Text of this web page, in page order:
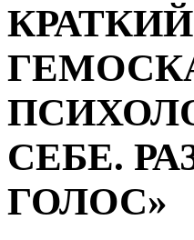
СЕБЕ.
ГОЛОС»